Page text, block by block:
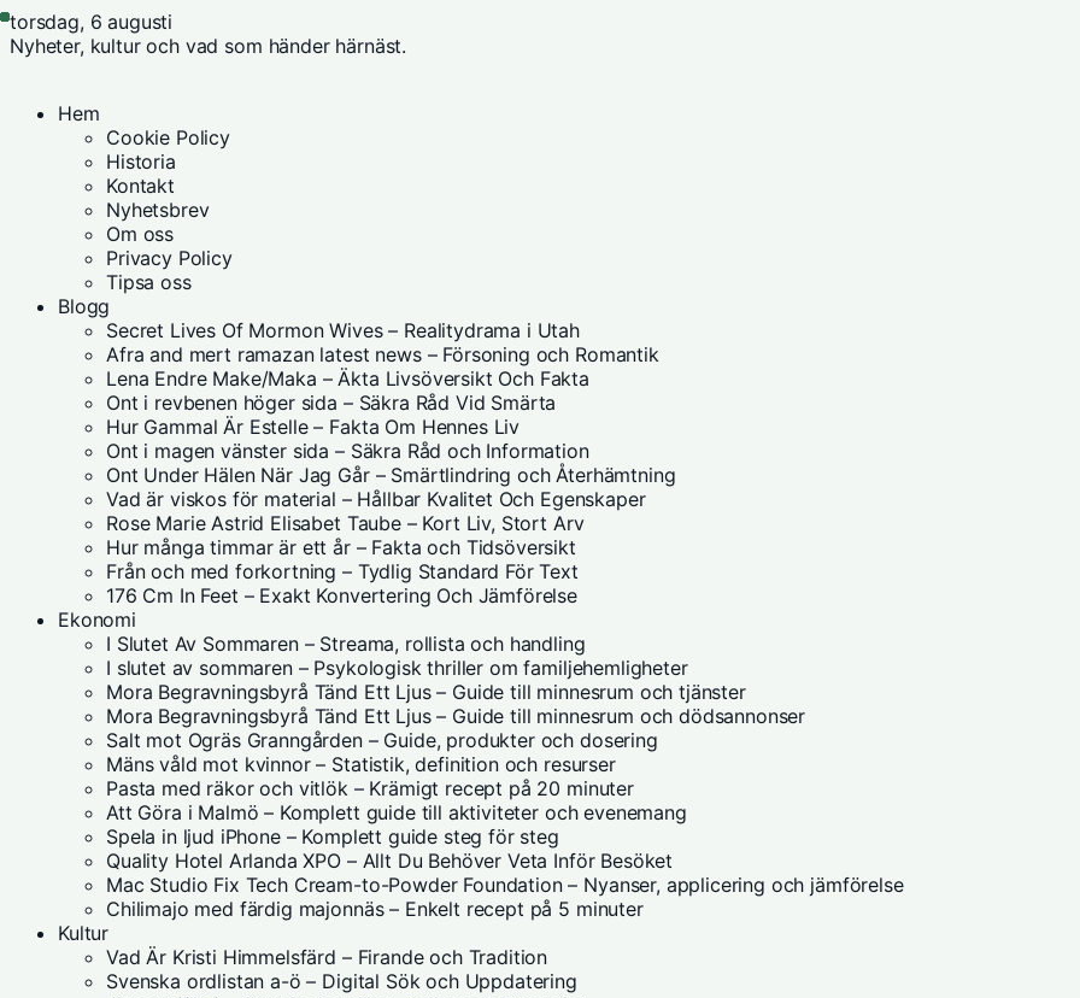
torsdag, 6 augusti
Nyheter, kultur och vad som händer härnäst.
Hem
Cookie Policy
Historia
Kontakt
Nyhetsbrev
Om oss
Privacy Policy
Tipsa oss
Blogg
Secret Lives Of Mormon Wives – Realitydrama i Utah
Afra and mert ramazan latest news – Försoning och Romantik
Lena Endre Make/Maka – Äkta Livsöversikt Och Fakta
Ont i revbenen höger sida – Säkra Råd Vid Smärta
Hur Gammal Är Estelle – Fakta Om Hennes Liv
Ont i magen vänster sida – Säkra Råd och Information
Ont Under Hälen När Jag Går – Smärtlindring och Återhämtning
Vad är viskos för material – Hållbar Kvalitet Och Egenskaper
Rose Marie Astrid Elisabet Taube – Kort Liv, Stort Arv
Hur många timmar är ett år – Fakta och Tidsöversikt
Från och med forkortning – Tydlig Standard För Text
176 Cm In Feet – Exakt Konvertering Och Jämförelse
Ekonomi
I Slutet Av Sommaren – Streama, rollista och handling
I slutet av sommaren – Psykologisk thriller om familjehemligheter
Mora Begravningsbyrå Tänd Ett Ljus – Guide till minnesrum och tjänster
Mora Begravningsbyrå Tänd Ett Ljus – Guide till minnesrum och dödsannonser
Salt mot Ogräs Granngården – Guide, produkter och dosering
Mäns våld mot kvinnor – Statistik, definition och resurser
Pasta med räkor och vitlök – Krämigt recept på 20 minuter
Att Göra i Malmö – Komplett guide till aktiviteter och evenemang
Spela in ljud iPhone – Komplett guide steg för steg
Quality Hotel Arlanda XPO – Allt Du Behöver Veta Inför Besöket
Mac Studio Fix Tech Cream-to-Powder Foundation – Nyanser, applicering och jämförelse
Chilimajo med färdig majonnäs – Enkelt recept på 5 minuter
Kultur
Vad Är Kristi Himmelsfärd – Firande och Tradition
Svenska ordlistan a-ö – Digital Sök och Uppdatering